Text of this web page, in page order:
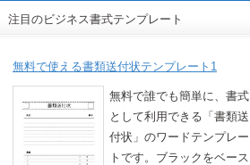
注目のビジネス書式テンプレート
無料で使える書類送付状テンプレート1
無料で誰でも簡単に、書式
として利用できる「書類送
付状」のワードテンプレー
トです。ブラックをベース